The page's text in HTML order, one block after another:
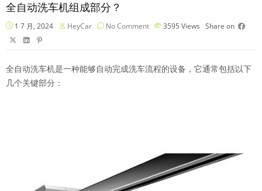
全自动洗车机组成部分？
1 7 月, 2024 HeyCar No Comment 3595 Views Share on
全自动洗车机是一种能够自动完成洗车流程的设备，它通常包括以下
几个关键部分：